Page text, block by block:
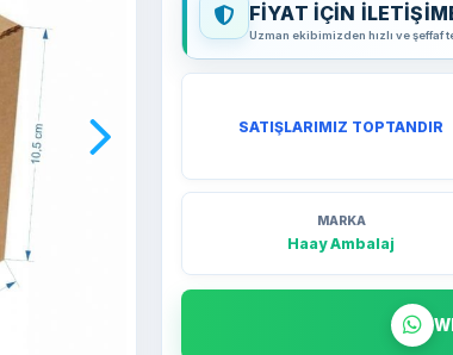
FİYAT İÇİN
Uzman ekibimizden hızlı ve şeffaf
SATIŞLARIMIZ TOPTANDIR
MARKA
Haay Ambalaj